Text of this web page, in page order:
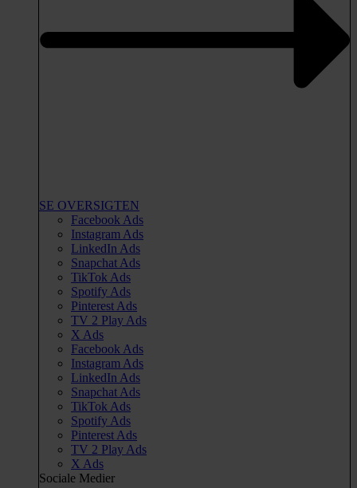
SE OVERSIGTEN
Facebook Ads
Instagram Ads
LinkedIn Ads
Snapchat Ads
TikTok Ads
Spotify Ads
Pinterest Ads
TV 2 Play Ads
X Ads
Facebook Ads
Instagram Ads
LinkedIn Ads
Snapchat Ads
TikTok Ads
Spotify Ads
Pinterest Ads
TV 2 Play Ads
X Ads
Sociale Medier